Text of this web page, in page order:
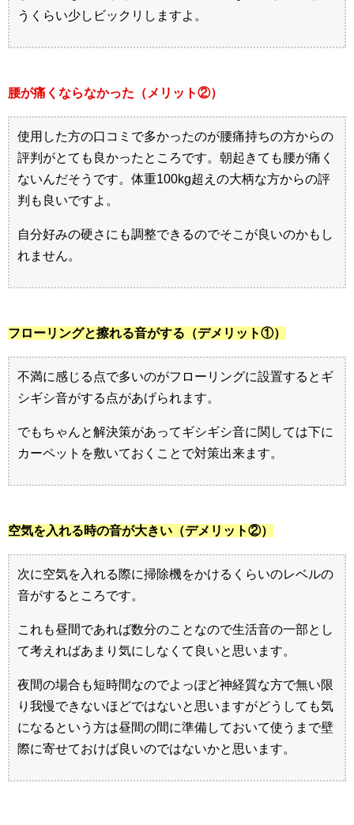
うくらい少しビックリしますよ。
腰が痛くならなかった（メリット②）
使用した方の口コミで多かったのが腰痛持ちの方からの
評判がとても良かったところです。朝起きても腰が痛く
ないんだそうです。体重100kg超えの大柄な方からの評
判も良いですよ。
自分好みの硬さにも調整できるのでそこが良いのかもし
れません。
フローリングと擦れる音がする（デメリット①）
不満に感じる点で多いのがフローリングに設置するとギ
シギシ音がする点があげられます。
でもちゃんと解決策があってギシギシ音に関しては下に
カーペットを敷いておくことで対策出来ます。
空気を入れる時の音が大きい（デメリット②）
次に空気を入れる際に掃除機をかけるくらいのレベルの
音がするところです。
これも昼間であれば数分のことなので生活音の一部とし
て考えればあまり気にしなくて良いと思います。
夜間の場合も短時間なのでよっぽど神経質な方で無い限
り我慢できないほどではないと思いますがどうしても気
になるという方は昼間の間に準備しておいて使うまで壁
際に寄せておけば良いのではないかと思います。